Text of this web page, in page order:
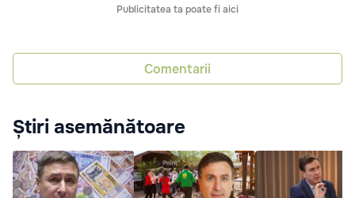
Publicitatea ta poate fi aici
Comentarii
Știri asemănătoare